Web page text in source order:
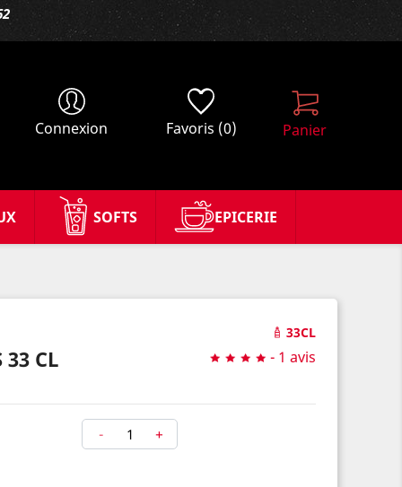
SOFTS EPICERIE
Connexion Favoris (0) Panier
33CL
- 1 avis
33 CL
- +